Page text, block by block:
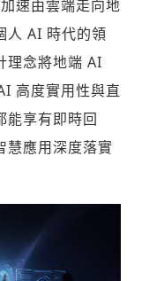
速由雲端走向地
人 AI 時代的領
理念將地端 AI
高度實用性與直
能享有即時回
慧應用深度落實